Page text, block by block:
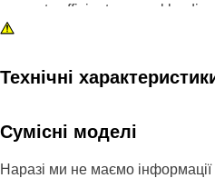
supports efficient removal by
onto the target pin or bolt,
which improves removal
Attributes:
• Helps prevent damage to
Технічні
Сумісні моделі
Наразі ми не маємо інформації